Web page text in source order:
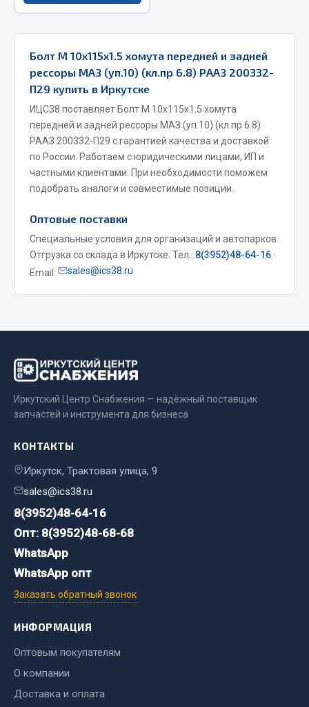
Сцепление
Показать ещё
Весь раздел
Запчасти МАЗ
Система питания
Тормозная система
Двери
Окно ветровое
Двигатель
Электрооборудование
Запчасти Урал
Мост задний
Система охлаждения
Сцепление
Тормозная система
Весь раздел
Двигатель
Система питания
Болт М 10х115х1.5 хомута передней и задней
рессоры МАЗ (уп.10) (кл.пр 6.8) РААЗ 200332-
П29 купить в Иркутске
ИЦС38 поставляет Болт М 10х115х1.5 хомута
передней и задней рессоры МАЗ (уп.10) (кл.пр 6.8)
РААЗ 200332-П29 с гарантией качества и доставкой
по России. Работаем с юридическими лицами, ИП и
частными клиентами. При необходимости поможем
подобрать аналоги и совместимые позиции.
Оптовые поставки
Специальные условия для организаций и автопарков.
Отгрузка со склада в Иркутске. Тел.: 8(3952)48-64-16 ·
Email:
sales@ics38.ru
Иркутский Центр Снабжения — надёжный поставщик
запчастей и инструмента для бизнеса
КОНТАКТЫ
Иркутск, Трактовая улица, 9
sales@ics38.ru
8(3952)48-64-16
Опт: 8(3952)48-68-68
WhatsApp
WhatsApp опт
Заказать обратный звонок
ИНФОРМАЦИЯ
Оптовым покупателям
О компании
Доставка и оплата